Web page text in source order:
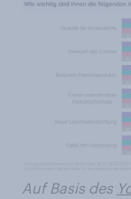
Auf Basis des